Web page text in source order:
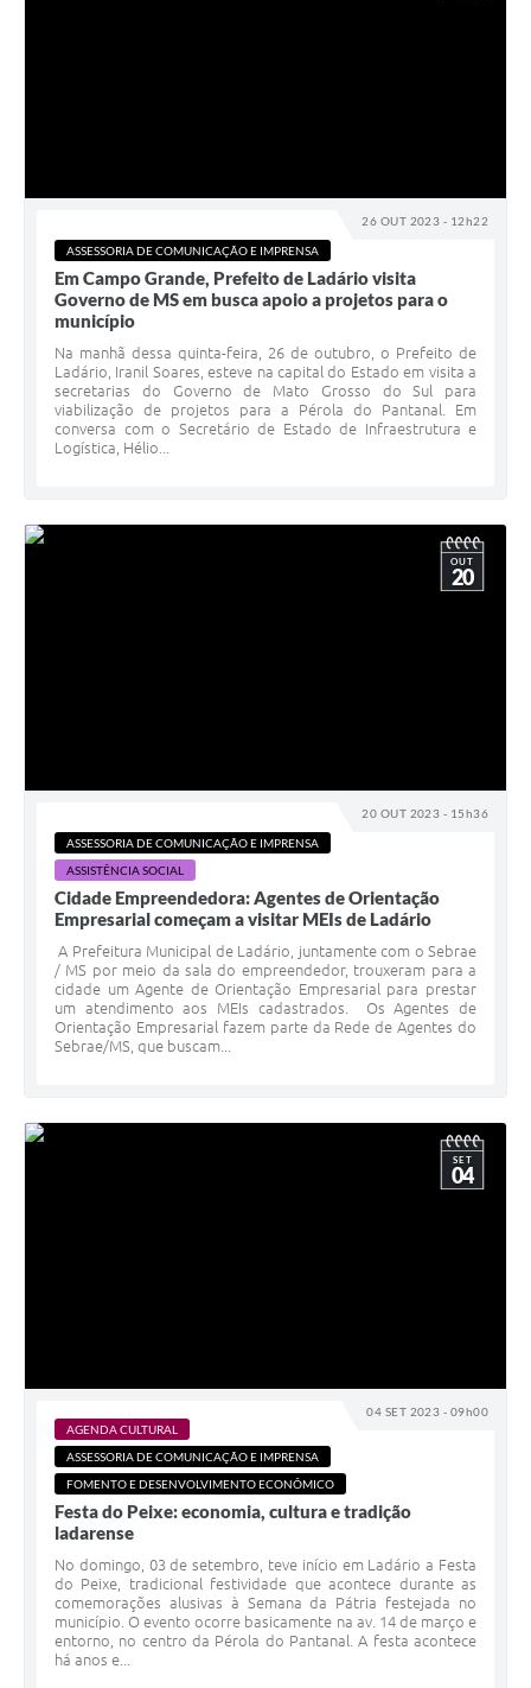
26 OUT 2023 - 12h22
ASSESSORIA DE COMUNICAÇÃO E IMPRENSA
Em Campo Grande, Prefeito de Ladário visita
Governo de MS em busca apoio a projetos para o
município
Na manhã dessa quinta-feira, 26 de outubro, o Prefeito de
Ladário, Iranil Soares, esteve na capital do Estado em visita a
secretarias do Governo de Mato Grosso do Sul para
viabilização de projetos para a Pérola do Pantanal. Em
conversa com o Secretário de Estado de Infraestrutura e
Logística, Hélio...
20 OUT 2023 - 15h36
OUT
20
ASSESSORIA DE COMUNICAÇÃO E IMPRENSA
ASSISTÊNCIA SOCIAL
Cidade Empreendedora: Agentes de Orientação
Empresarial começam a visitar MEIs de Ladário
A Prefeitura Municipal de Ladário, juntamente com o Sebrae
/ MS por meio da sala do empreendedor, trouxeram para a
cidade um Agente de Orientação Empresarial para prestar
um atendimento aos MEIs cadastrados. Os Agentes de
Orientação Empresarial fazem parte da Rede de Agentes do
Sebrae/MS, que buscam...
04 SET 2023 - 09h00
SET
04
AGENDA CULTURAL
ASSESSORIA DE COMUNICAÇÃO E IMPRENSA
FOMENTO E DESENVOLVIMENTO ECONÔMICO
Festa do Peixe: economia, cultura e tradição
ladarense
No domingo, 03 de setembro, teve início em Ladário a Festa
do Peixe, tradicional festividade que acontece durante as
comemorações alusivas à Semana da Pátria festejada no
município. O evento ocorre basicamente na av. 14 de março e
entorno, no centro da Pérola do Pantanal. A festa acontece
há anos e...